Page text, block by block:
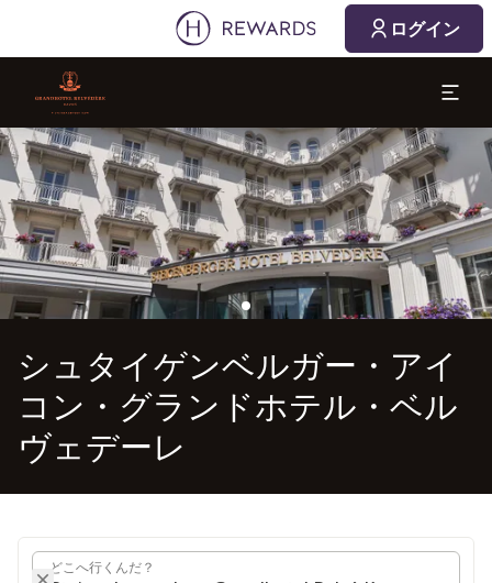
ログイン
スライド1 1
シュタイゲンベルガー・アイコン・グランドホテル・ベルヴ
シュタイゲンベルガー・アイ
コン・グランドホテル・ベル
ヴェデーレ
2026/08/08
どこへ行くんだ？
どこへ行くんだ？